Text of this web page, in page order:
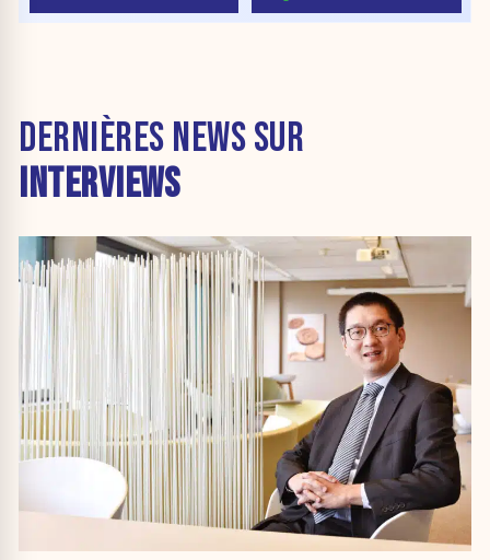
DERNIÈRES NEWS SUR
INTERVIEWS